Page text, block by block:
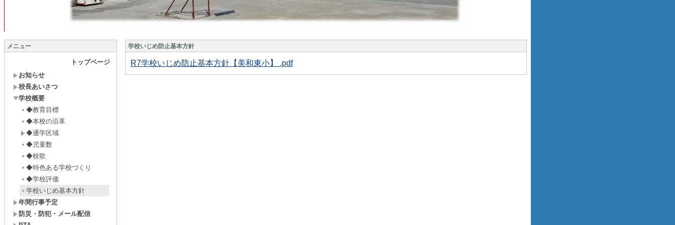
メニュー
トップページ
お知らせ
校長あいさつ
学校概要
◆教育目標
◆本校の沿革
◆通学区域
◆児童数
◆校歌
◆特色ある学校づくり
◆学校評価
学校いじめ基本方針
年間行事予定
防災・防犯・メール配信
学校いじめ防止基本方針
R7学校いじめ防止基本方針【美和東小】 .pdf